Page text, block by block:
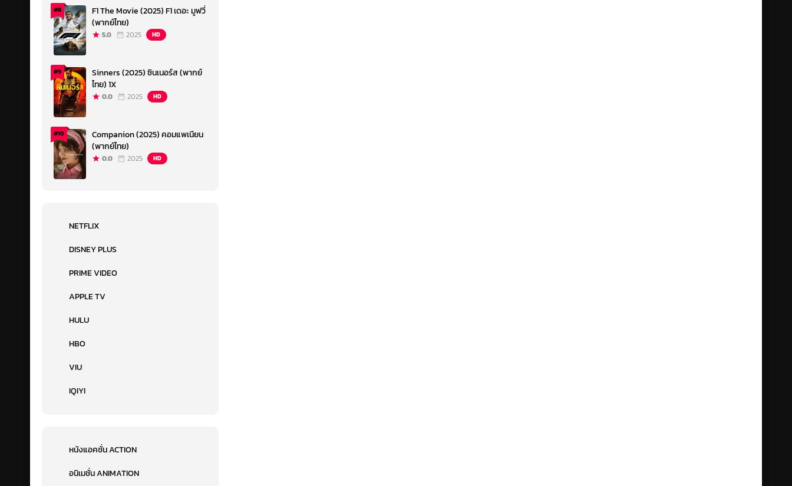
#8
F1 The Movie (2025) F1 เดอะ มูฟวี่
(พากย์ไทย)
5.0 2025 HD
#9
Sinners (2025) ซินเนอร์ส (พากย์
ไทย) 1X
0.0 2025 HD
#10
Companion (2025) คอมแพเนียน
(พากย์ไทย)
0.0 2025 HD
NETFLIX
DISNEY PLUS
PRIME VIDEO
APPLE TV
HULU
HBO
VIU
IQIYI
หนังแอคชั่น ACTION
อนิเมชั่น ANIMATION